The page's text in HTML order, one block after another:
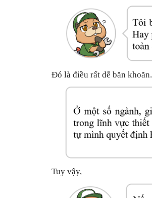
Đó là điều rất dễ băn khoăn.
Tuy vậy,